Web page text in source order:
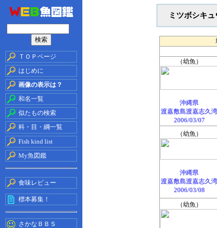
ＴＯＰページ
はじめに
画像の表示は？
和名一覧
似たもの検索
科・目・綱一覧
Fish kind list
My魚図鑑
食味レビュー
標本募集！
さかなＢＢＳ
ミツボシキ
（幼魚）
沖縄県
渡嘉敷島渡嘉志久湾
2006/03/07
（幼魚）
沖縄県
渡嘉敷島渡嘉志久湾
2006/03/08
（幼魚）